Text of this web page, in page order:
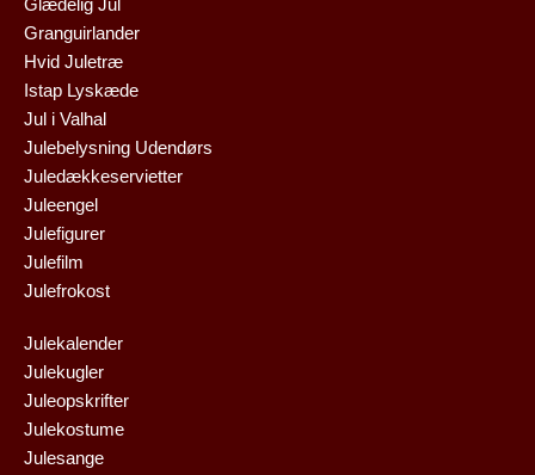
Glædelig Jul
Granguirlander
Hvid Juletræ
Istap Lyskæde
Jul i Valhal
Julebelysning Udendørs
Juledækkeservietter
Juleengel
Julefigurer
Julefilm
Julefrokost
Julekalender
Julekugler
Juleopskrifter
Julekostume
Julesange